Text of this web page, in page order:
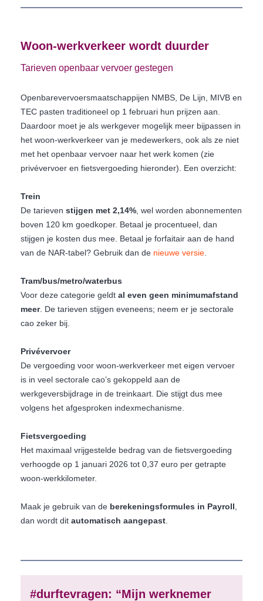
Woon-werkverkeer wordt duurder
Tarieven openbaar vervoer gestegen
Openbarevervoersmaatschappijen NMBS, De Lijn, MIVB en
TEC pasten traditioneel op 1 februari hun prijzen aan.
Daardoor moet je als werkgever mogelijk meer bijpassen in
het woon-werkverkeer van je medewerkers, ook als ze niet
met het openbaar vervoer naar het werk komen (zie
privévervoer en fietsvergoeding hieronder). Een overzicht:
Trein
De tarieven stijgen met 2,14% , wel worden abonnementen
boven 120 km goedkoper. Betaal je procentueel, dan
stijgen je kosten dus mee. Betaal je forfaitair aan de hand
van de NAR-tabel? Gebruik dan de nieuwe versie
Tram/bus/metro/waterbus
Voor deze categorie geldt al even geen minimumafstand
meer. De tarieven stijgen eveneens; neem er je sectorale
cao zeker bij.
Privévervoer
De vergoeding voor woon-werkverkeer met eigen vervoer
is in veel sectorale cao’s gekoppeld aan de
werkgeversbijdrage in de treinkaart. Die stijgt dus mee
volgens het afgesproken indexmechanisme.
Fietsvergoeding
Het maximaal vrijgestelde bedrag van de fietsvergoeding
verhoogde op 1 januari 2026 tot 0,37 euro per getrapte
woon-werkkilometer.
Maak je gebruik van de berekeningsformules in Payroll
dan wordt dit automatisch aangepast
#durftevragen: “Mijn werknemer